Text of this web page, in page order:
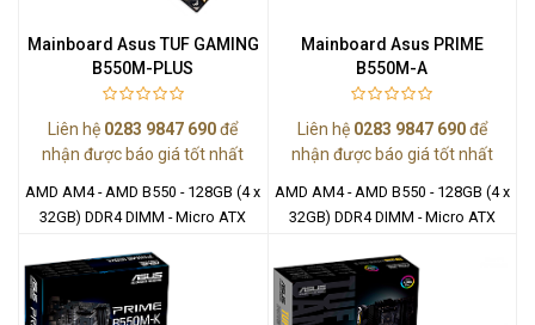
Mainboard Asus TUF GAMING
B550M-PLUS
Liên hệ 0283 9847 690để
nhận được báo giá tốt nhất
AMD AM4 - AMD B550 - 128GB (4 x
32GB) DDR4 DIMM - Micro ATX
Mainboard Asus PRIME
B550M-A
Liên hệ 0283 9847 690để
nhận được báo giá tốt nhất
AMD AM4 - AMD B550 - 128GB (4 x
32GB) DDR4 DIMM - Micro ATX